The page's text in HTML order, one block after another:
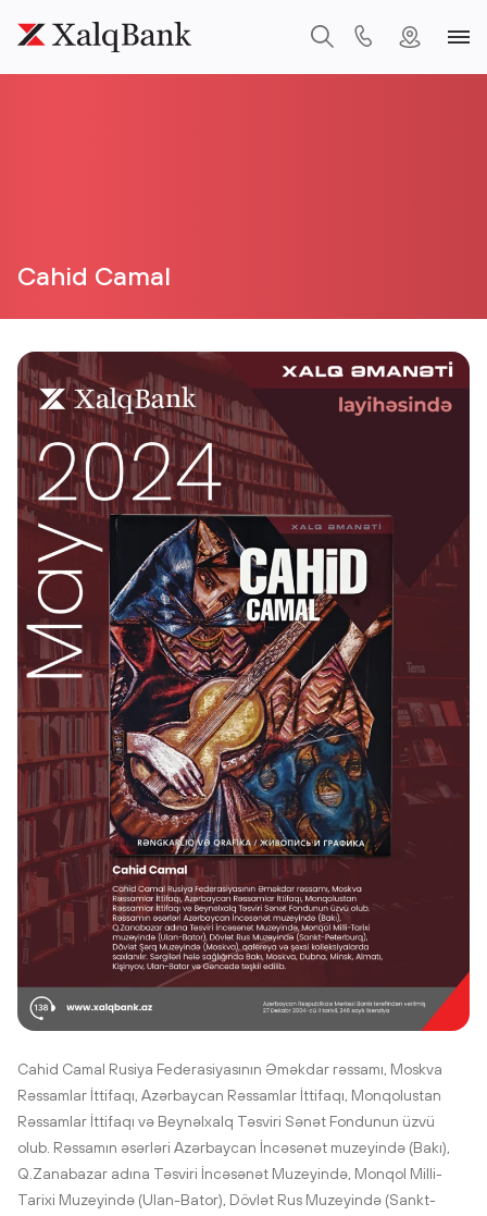
Cahid Camal
Cahid Camal Rusiya Federasiyasının Əməkdar rəssamı, Moskva
Rəssamlar İttifaqı, Azərbaycan Rəssamlar İttifaqı, Monqolustan
Rəssamlar İttifaqı və Beynəlxalq Təsviri Sənət Fondunun üzvü
olub. Rəssamın əsərləri Azərbaycan İncəsənət muzeyində (Bakı),
Q.Zanabazar adına Təsviri İncəsənət Muzeyində, Monqol Milli-
Tarixi Muzeyində (Ulan-Bator), Dövlət Rus Muzeyində (Sankt-